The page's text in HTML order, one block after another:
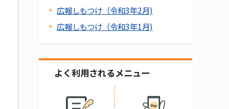
広報しもつけ（令和3年2月)
広報しもつけ（令和3年1月)
よく利用されるメニュー